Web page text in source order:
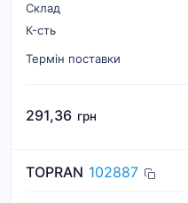
Склад
К-cть
Термін поставки
291,36 грн
TOPRAN 102887